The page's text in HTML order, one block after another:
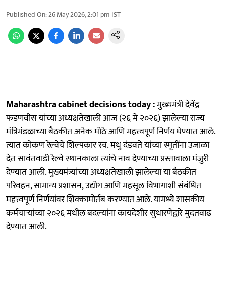
Published On:26 May 2026, 2:01 pm IST
Maharashtra cabinet decisions today :मुख्यमंत्री देवेंद्र
फडणवीस यांच्या अध्यक्षतेखाली आज (२६ मे २०२६) झालेल्या राज्य
मंत्रिमंडळाच्या बैठकीत अनेक मोठे आणि महत्त्वपूर्ण निर्णय घेण्यात आले.
त्यात कोकण रेल्वेचे शिल्पकार स्व. मधु दंडवते यांच्या स्मृतींना उजाळा
देत सावंतवाडी रेल्वे स्थानकाला त्यांचे नाव देण्याच्या प्रस्तावाला मंजुरी
देण्यात आली. मुख्यमंत्र्यांच्या अध्यक्षतेखाली झालेल्या या बैठकीत
परिवहन, सामान्य प्रशासन, उद्योग आणि महसूल विभागाशी संबंधित
महत्त्वपूर्ण निर्णयांवर शिक्कामोर्तब करण्यात आले. यामध्ये शासकीय
कर्मचाऱ्यांच्या २०२६ मधील बदल्यांना कायदेशीर सुधारणेद्वारे मुदतवाढ
देण्यात आली.